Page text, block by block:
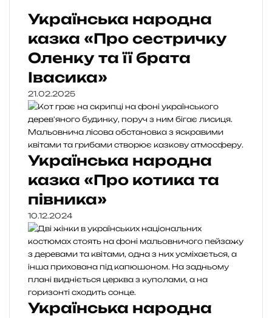
Українська народна
казка «Про сестричку
Оленку та її брата
Івасика»
21.02.2025
Українська народна
казка «Про котика та
півника»
10.12.2024
Українська народна